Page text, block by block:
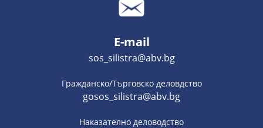
E-mail
sos_silistra@abv.bg
Гражданско/Търговско деловдство
gosos_silistra@abv.bg
Наказателно деловодство